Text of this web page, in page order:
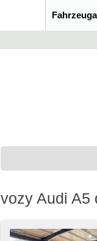
vozy Audi A5